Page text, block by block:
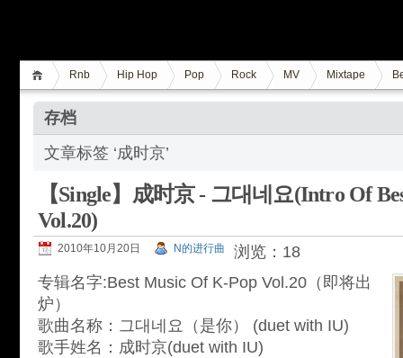
Rnb Hip Hop Pop Rock MV Mixtape
存档
文章标签 ‘成时京’
【Single】成时京 - 그대네요(Intro Of
Vol.20)
2010年10月20日 N的进行曲
浏览：18
专辑名字:Best Music Of K-Pop Vol.20（即将出
炉）
歌曲名称：그대네요（是你） (duet with IU)
歌手姓名：成时京(duet with IU)